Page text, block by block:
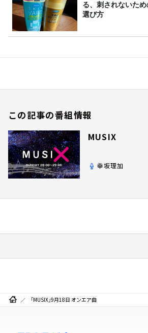
る、刺されないた
選び方
この記事の番組情報
MUSIX
幸坂理加
「MUSIX」9月18日 オンエア曲